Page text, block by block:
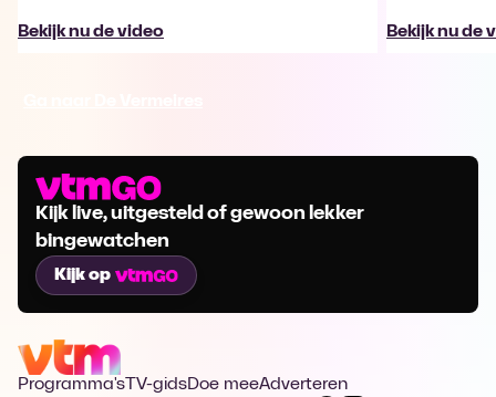
Bekijk nu de video Bekijk nu de
Kijk live, uitgesteld of gewoon lekker
bingewatchen
Kijk op
Programma's TV-gidsDoe meeAdverteren